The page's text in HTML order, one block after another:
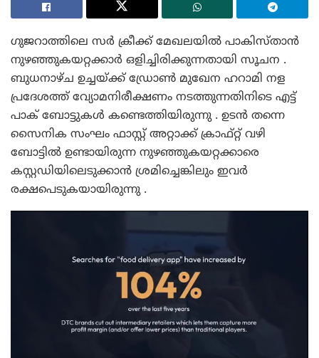
ഗുജറാത്തിലെ സർ ക്രീക്ക് മേഖലയിൽ പാകിസ്താൻ
നുഴഞ്ഞുകയറ്റക്കാർ ഒളിച്ചിരിക്കുന്നതായി സൂചന .
ബുധനാഴ്ച ഉച്ചയ്ക്ക് ഡ്രോൺ മുഖേന ഹറാമി നള
പ്രദേശത്ത് വ്യോമനിരീക്ഷണം നടത്തുന്നതിനിടെ എട്ട്
പാക് ബോട്ടുകൾ കണ്ടെത്തിയിരുന്നു . ഉടൻ തന്നെ
സൈനിക സംഘം ഫാസ്റ്റ് അറ്റാക്ക് ക്രാഫ്റ്റ് വഴി
ബോട്ടിൽ ഉണ്ടായിരുന്ന നുഴഞ്ഞുകയറ്റക്കാരെ
കസ്റ്റഡിയിലെടുക്കാൻ ശ്രമിച്ചെങ്കിലും ഇവർ
രക്ഷപെടുകയായിരുന്നു .